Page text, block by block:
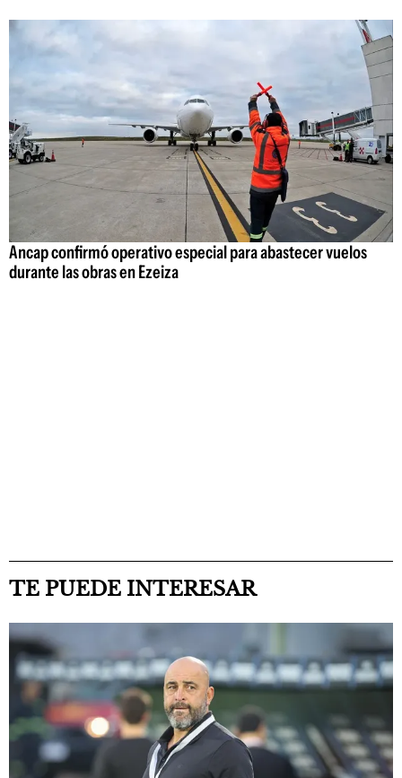
Ancap confirmó operativo especial para abastecer vuelos
durante las obras en Ezeiza
TE PUEDE INTERESAR